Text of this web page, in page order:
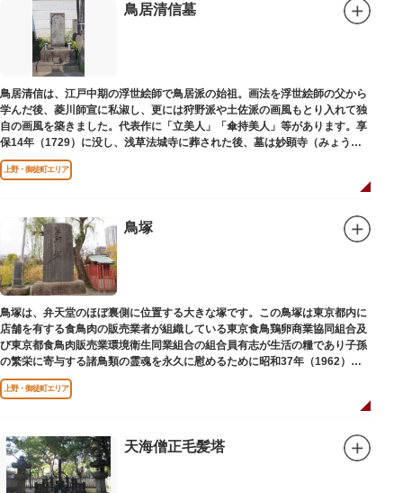
鳥居清信墓
鳥居清信は、江戸中期の浮世絵師で鳥居派の始祖。画法を浮世絵師の父から
学んだ後、菱川師宣に私淑し、更には狩野派や土佐派の画風もとり入れて独
自の画風を築きました。代表作に「立美人」「傘持美人」等があります。享
保14年（1729）に没し、浅草法城寺に葬された後、墓は妙顕寺（みょうけ
んじ）に移されました。
上野・御徒町エリア
鳥塚
鳥塚は、弁天堂のほぼ裏側に位置する大きな塚です。この鳥塚は東京都内に
店舗を有する食鳥肉の販売業者が組織している東京食鳥鶏卵商業協同組合及
び東京都食鳥肉販売業環境衛生同業組合の組合員有志が生活の糧であり子孫
の繁栄に寄与する諸鳥類の霊魂を永久に慰めるために昭和37年（1962）に
建立されました。
上野・御徒町エリア
天海僧正毛髪塔